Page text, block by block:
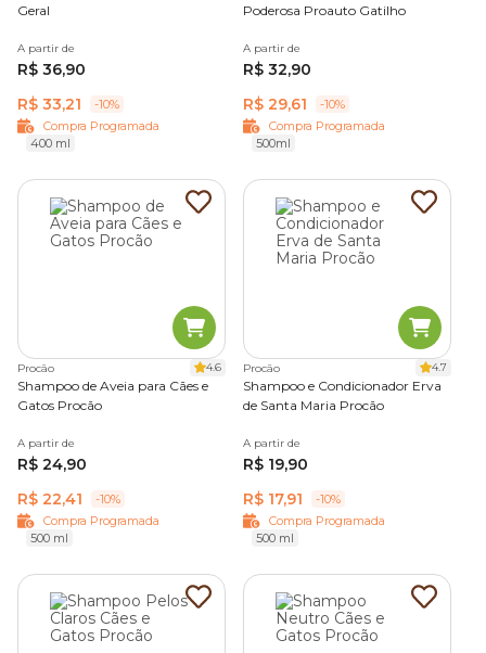
Geral
A partir de
R$ 36,90
R$ 33,21
-10%
Compra Programada
400 ml
Poderosa Proauto Gatilho
A partir de
R$ 32,90
R$ 29,61
-10%
Compra Programada
500ml
Procão 4.6
Shampoo de Aveia para Cães e
Gatos Procão
A partir de
R$ 24,90
R$ 22,41
-10%
Compra Programada
500 ml
Procão 4.7
Shampoo e Condicionador Erva
de Santa Maria Procão
A partir de
R$ 19,90
R$ 17,91
-10%
Compra Programada
500 ml